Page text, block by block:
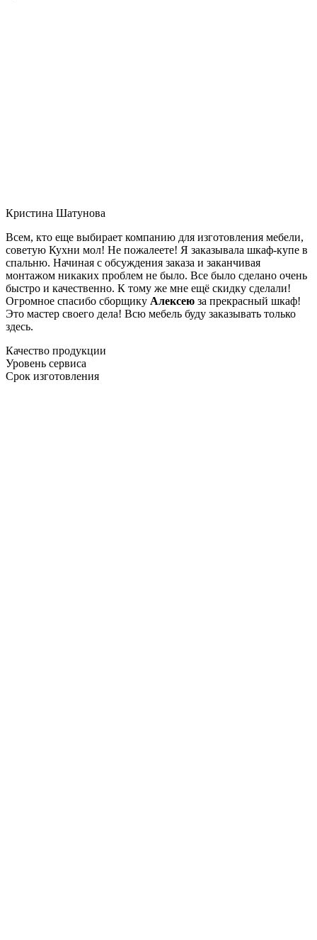
Кристина Шатунова
Всем, кто еще выбирает компанию для изготовления мебели,
советую Кухни мол! Не пожалеете! Я заказывала шкаф-купе в
спальню. Начиная с обсуждения заказа и заканчивая
монтажом никаких проблем не было. Все было сделано очень
быстро и качественно. К тому же мне ещё скидку сделали!
Огромное спасибо сборщику Алексею за прекрасный шкаф!
Это мастер своего дела! Всю мебель буду заказывать только
здесь.
Качество продукции
Уровень сервиса
Срок изготовления